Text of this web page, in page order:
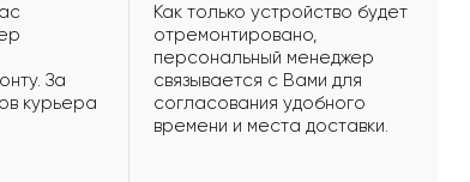
За
курьера
Как только устройство будет
отремонтировано,
персональный менеджер
связывается с Вами для
согласования удобного
времени и места доставки.